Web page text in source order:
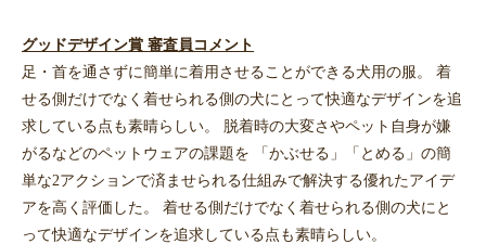
グッドデザイン賞 審査員コメント
足・首を通さずに簡単に着用させることができる犬用の服。 着
せる側だけでなく着せられる側の犬にとって快適なデザインを追
求している点も素晴らしい。 脱着時の大変さやペット自身が嫌
がるなどのペットウェアの課題を 「かぶせる」「とめる」の簡
単な2アクションで済ませられる仕組みで解決する優れたアイデ
アを高く評価した。 着せる側だけでなく着せられる側の犬にと
って快適なデザインを追求している点も素晴らしい。